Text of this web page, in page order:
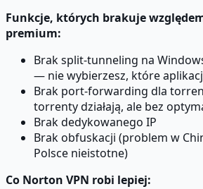
Funkcje, których brakuje
premium:
Brak split-tunneling na
— nie wybierzesz, które
Brak port-forwarding dla
torrenty działają, ale bez
Brak dedykowanego IP
Brak obfuskacji (problem w
Polsce nieistotne)
Co Norton VPN robi lepiej: